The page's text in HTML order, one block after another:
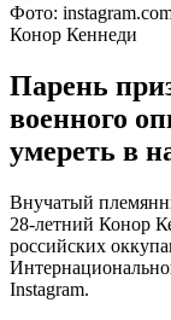
Фото:
Конор Кеннеди
Парень
военного
умереть в
Внучатый
28-летний Конор
российских
Instagram.